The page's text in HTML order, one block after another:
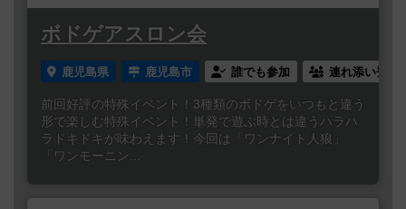
ボドゲアスロン会
鹿児島県 鹿児島市 誰でも参加 連れ添い登録
前回好評の特殊イベント！3種類のボドゲをいつもと違う
形で楽しむ特殊イベント！単発で遊ぶ時とは違うハラハ
ラドキドキが味わえます！今回は「ワンナイト人狼」
「ワンモーニン...